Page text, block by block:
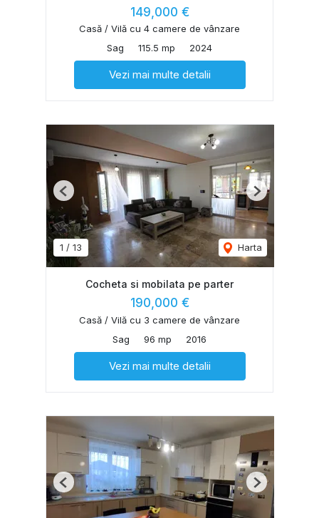
149,000 €
Casă / Vilă cu 4 camere de vânzare
Sag
115.5 mp 2024
Vezi mai multe detalii
1 / 13 Harta
Previous Next
Cocheta si mobilata pe parter
190,000 €
Casă / Vilă cu 3 camere de vânzare
Sag
96 mp 2016
Vezi mai multe detalii
Previous Next